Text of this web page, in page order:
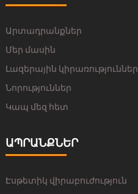
Արտադրանքներ
Մեր մասին
Լազերային կիրառություններ
Նորություններ
Կապ մեզ հետ
ԱՊՐԱՆՔՆԵՐ
Էսթետիկ վիրաբուժություն